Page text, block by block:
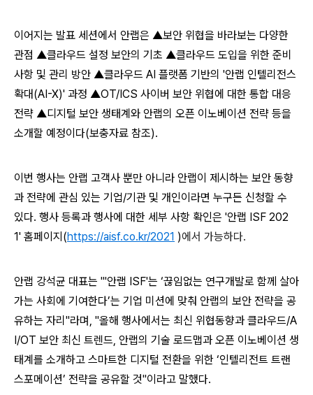
이어지는 발표 세션에서 안랩은 ▲보안 위협을 바라보는 다양한
관점 ▲클라우드 설정 보안의 기초 ▲클라우드 도입을 위한 준비
사항 및 관리 방안 ▲클라우드 AI 플랫폼 기반의 '안랩 인텔리전스
확대(AI-X)' 과정 ▲OT/ICS 사이버 보안 위협에 대한 통합 대응
전략 ▲디지털 보안 생태계와 안랩의 오픈 이노베이션 전략 등을
소개할 예정이다(보충자료 참조).
이번 행사는 안랩 고객사 뿐만 아니라 안랩이 제시하는 보안 동향
과 전략에 관심 있는 기업/기관 및 개인이라면 누구든 신청할 수
있다. 행사 등록과 행사에 대한 세부 사항 확인은 '안랩 ISF 202
1' 홈페이지(https://aisf.co.kr/2021 )에서 가능하다.
안랩 강석균 대표는 "'안랩 ISF'는 ‘끊임없는 연구개발로 함께 살아
가는 사회에 기여한다’는 기업 미션에 맞춰 안랩의 보안 전략을 공
유하는 자리 "라며, "올해 행사에서는 최신 위협동향과 클라우드/A
I/OT 보안 최신 트렌드, 안랩의 기술 로드맵과 오픈 이노베이션 생
태계를 소개하고 스마트한 디지털 전환을 위한 ‘인텔리전트 트랜
스포메이션’ 전략을 공유할 것"이라고 말했다.